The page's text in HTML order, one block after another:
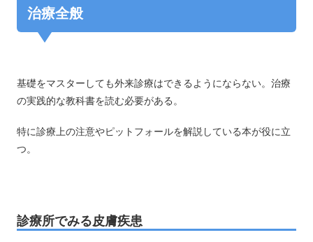
治療全般
基礎をマスターしても外来診療はできるようにならない。治療
の実践的な教科書を読む必要がある。
特に診療上の注意やピットフォールを解説している本が役に立
つ。
診療所でみる皮膚疾患